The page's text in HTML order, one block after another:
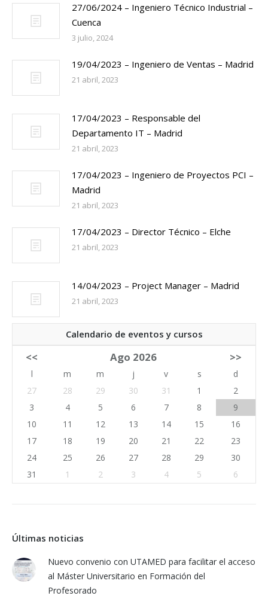
27/06/2024 – Ingeniero Técnico Industrial –
Cuenca
3 julio, 2024
19/04/2023 – Ingeniero de Ventas – Madrid
21 abril, 2023
17/04/2023 – Responsable del
Departamento IT – Madrid
21 abril, 2023
17/04/2023 – Ingeniero de Proyectos PCI –
Madrid
21 abril, 2023
17/04/2023 – Director Técnico – Elche
21 abril, 2023
14/04/2023 – Project Manager – Madrid
21 abril, 2023
Calendario de eventos y cursos
<< Ago 2026 >>
l m m j v s
d
27
28 29 30 31 1
2
3
4 5 6 7 8
9
10
11 12 13 14 15
16
17
18 19 20 21 22
23
24
25 26 27 28 29
30
31
1 2 3 4 5 6
Últimas noticias
Nuevo convenio con UTAMED para facilitar el acceso
al Máster Universitario en Formación del
Profesorado